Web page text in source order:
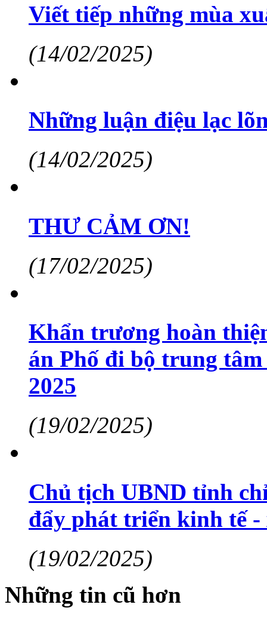
Viết tiếp những mùa
(14/02/2025)
Những luận điệu lạc
(14/02/2025)
THƯ CẢM ƠN!
(17/02/2025)
Khẩn trương hoàn
án Phố đi bộ trung
2025
(19/02/2025)
Chủ tịch UBND tỉnh
đẩy phát triển kinh tế
(19/02/2025)
Những tin cũ hơn